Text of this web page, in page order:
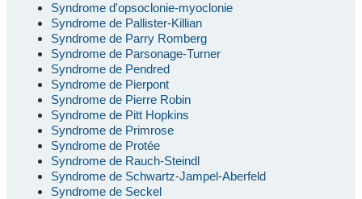
Syndrome d'opsoclonie-myoclonie
Syndrome de Pallister-Killian
Syndrome de Parry Romberg
Syndrome de Parsonage-Turner
Syndrome de Pendred
Syndrome de Pierpont
Syndrome de Pierre Robin
Syndrome de Pitt Hopkins
Syndrome de Primrose
Syndrome de Protée
Syndrome de Rauch-Steindl
Syndrome de Schwartz-Jampel-Aberfeld
Syndrome de Seckel